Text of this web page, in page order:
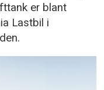
er blant
Lastbil i